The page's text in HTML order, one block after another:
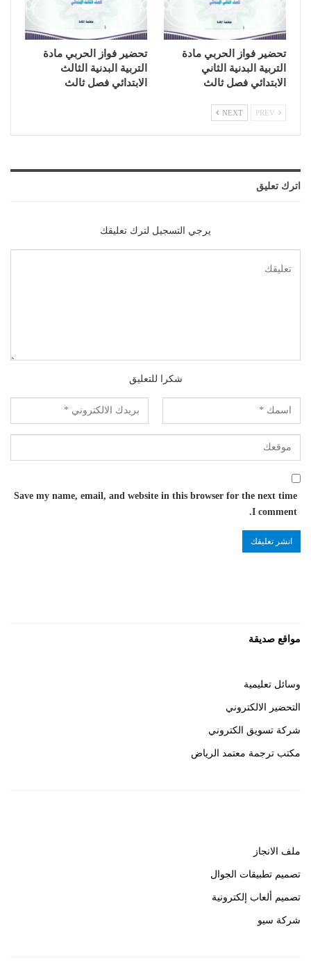
تحضير فواز الحربي مادة
التربية البدنية الثاني
الابتدائي فصل ثالث
تحضير فواز الحربي مادة
التربية البدنية الثالث
الابتدائي فصل ثالث
NEXT
اترك تعليق
يرجي التسجيل لترك تعليقك
شكرا للتعليق
Save my name, email, and website in this browser for the next time
I comment.
مواقع صديقة
وسائل تعليمية
التحضير الالكتروني
شركة تسويق الكتروني
مكتب ترجمة معتمد الرياض
ملف الانجاز
تصميم تطبيقات الجوال
تصميم ألعاب إلكترونية
شركة سيو